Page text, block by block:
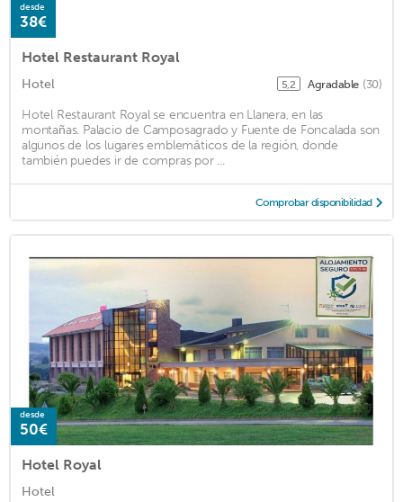
desde
38€
Hotel Restaurant Royal
Hotel 5,2 Agradable (30)
Hotel Restaurant Royal se encuentra en Llanera, en las
montañas. Palacio de Camposagrado y Fuente de Foncalada son
algunos de los lugares emblemáticos de la región, donde
también puedes ir de compras por ...
Comprobar disponibilidad
desde
50€
Hotel Royal
Hotel